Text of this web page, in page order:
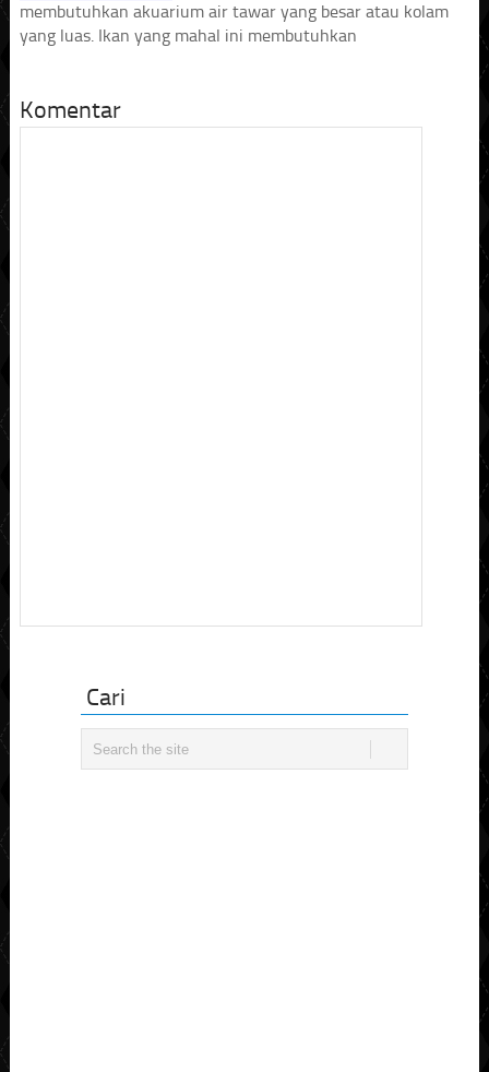
membutuhkan akuarium air tawar yang besar atau kolam
yang luas. Ikan yang mahal ini membutuhkan
Komentar
Cari